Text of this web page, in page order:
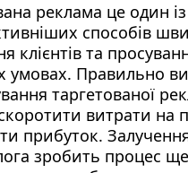
реклама це один із
способів
клієнтів та
умовах. Правильно
таргетованої
витрати на
прибуток.
зробить процес